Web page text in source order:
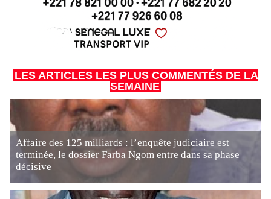
LES ARTICLES LES PLUS COMMENTÉS DE LA
SEMAINE
Affaire des 125 milliards : l’enquête judiciaire est
terminée, le dossier Farba Ngom entre dans sa phase
décisive